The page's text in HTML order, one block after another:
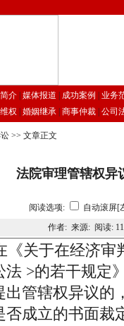
介 媒体报道 成功案例
业务
权 婚姻继承 商事仲裁 公司
>> 文章正文
法院审理管辖权异
阅读选项:
自动滚屏[
作者: 来源: 阅读:
关于在经济审
法 >的若干规
出管辖权异议的
否成立的书面裁